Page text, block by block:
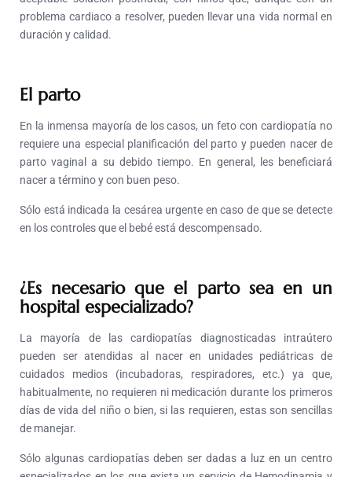
problema cardiaco a resolver, pueden llevar una vida normal en
duración y calidad.
El parto
En la inmensa mayoría de los casos, un feto con cardiopatía no
requiere una especial planificación del parto y pueden nacer de
parto vaginal a su debido tiempo. En general, les beneficiará
nacer a término y con buen peso.
Sólo está indicada la cesárea urgente en caso de que se detecte
en los controles que el bebé está descompensado.
¿Es necesario que el parto sea en un
hospital especializado?
La mayoría de las cardiopatías diagnosticadas intraútero
pueden ser atendidas al nacer en unidades pediátricas de
cuidados medios (incubadoras, respiradores, etc.) ya que,
habitualmente, no requieren ni medicación durante los primeros
días de vida del niño o bien, si las requieren, estas son sencillas
de manejar.
Sólo algunas cardiopatías deben ser dadas a luz en un centro